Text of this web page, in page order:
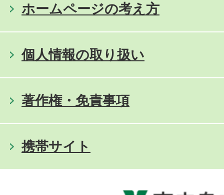
ホームページの考え方
個人情報の取り扱い
著作権・免責事項
携帯サイト